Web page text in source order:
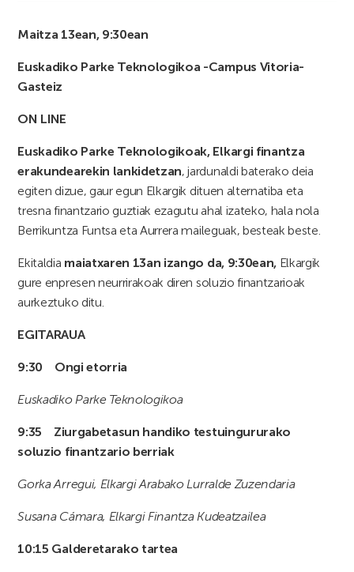
Maitza 13ean, 9:30ean
Euskadiko Parke Teknologikoa -Campus Vitoria-
Gasteiz
ON LINE
Euskadiko Parke Teknologikoak, Elkargi finantza
erakundearekin lankidetzan, jardunaldi baterako deia
egiten dizue, gaur egun Elkargik dituen alternatiba eta
tresna finantzario guztiak ezagutu ahal izateko, hala nola
Berrikuntza Funtsa eta Aurrera maileguak, besteak beste.
Ekitaldia maiatxaren 13an izango da, 9:30ean, Elkargik
gure enpresen neurrirakoak diren soluzio finantzarioak
aurkeztuko ditu.
EGITARAUA
9:30 Ongi etorria
Euskadiko Parke Teknologikoa
9:35 Ziurgabetasun handiko testuingururako
soluzio finantzario berriak
Gorka Arregui, Elkargi Arabako Lurralde Zuzendaria
Susana Cámara, Elkargi Finantza Kudeatzailea
10:15 Galderetarako tartea